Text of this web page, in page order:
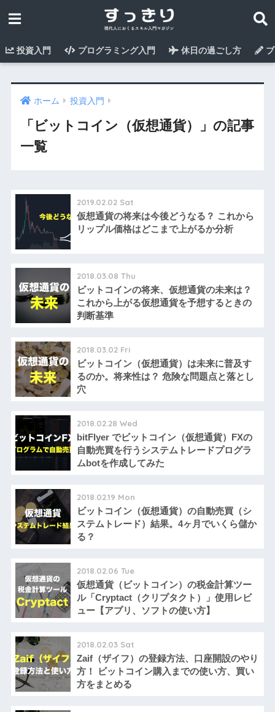
投資入門 プログラミング入門 休日の過ごし方
ホーム 投資入門
「ビットコイン（仮想通貨）」の記事
一覧
2019.02.02 Sat
仮想通貨の将来は今後どうなる？ これから
リップル価格はどこまで上がるか分析
2018.03.08 Thu
ビットコインの将来、仮想通貨の未来は？
これから上がる仮想通貨を予想するときの
判断基準
2018.03.02 Fri
ビットコイン（仮想通貨）は未来に普及す
るのか。将来性は？ 危険な問題点と落とし
穴
2018.02.28 Wed
bitFlyer でビットコイン（仮想通貨）FXの
自動売買を行うシステムトレードプログラ
ムbotを作成してみた
2018.02.19 Mon
ビットコイン（仮想通貨）の自動売買（シ
ステムトレード）結果。4ヶ月でいくら儲か
る？
2018.02.06 Tue
仮想通貨（ビットコイン）の税金計算ツー
ル「Cryptact（クリプタクト）」使用レビ
ュー【アプリ、ソフトの使い方】
2018.02.03 Sat
Zaif（ザイフ）の登録方法、口座開設のやり
方！ ビットコイン購入までの使い方、買い
方をまとめる